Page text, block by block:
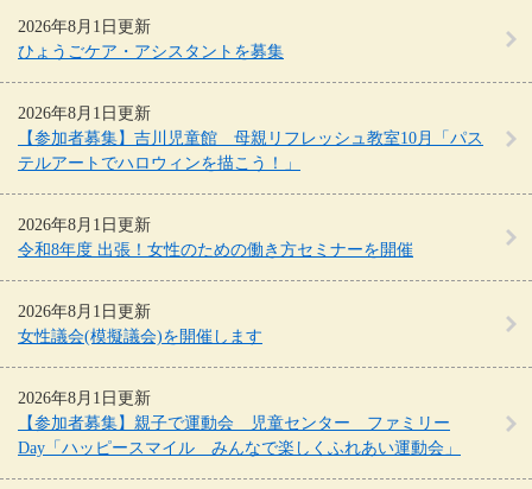
2026年8月1日更新
ひょうごケア・アシスタントを募集
2026年8月1日更新
【参加者募集】吉川児童館 母親リフレッシュ教室10月「パス
テルアートでハロウィンを描こう！」
2026年8月1日更新
令和8年度 出張！女性のための働き方セミナーを開催
2026年8月1日更新
女性議会(模擬議会)を開催します
2026年8月1日更新
【参加者募集】親子で運動会 児童センター ファミリー
Day「ハッピースマイル みんなで楽しくふれあい運動会」